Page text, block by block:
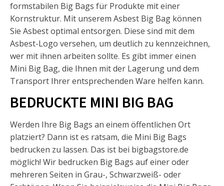
formstabilen Big Bags für Produkte mit einer
Kornstruktur. Mit unserem Asbest Big Bag können
Sie Asbest optimal entsorgen. Diese sind mit dem
Asbest-Logo versehen, um deutlich zu kennzeichnen,
wer mit ihnen arbeiten sollte. Es gibt immer einen
Mini Big Bag, die Ihnen mit der Lagerung und dem
Transport Ihrer entsprechenden Ware helfen kann.
BEDRUCKTE MINI BIG BAG
Werden Ihre Big Bags an einem öffentlichen Ort
platziert? Dann ist es ratsam, die Mini Big Bags
bedrucken zu lassen. Das ist bei bigbagstore.de
möglich! Wir bedrucken Big Bags auf einer oder
mehreren Seiten in Grau-, Schwarzweiß- oder